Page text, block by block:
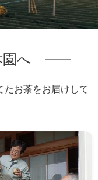
へ
たお茶をお届けして